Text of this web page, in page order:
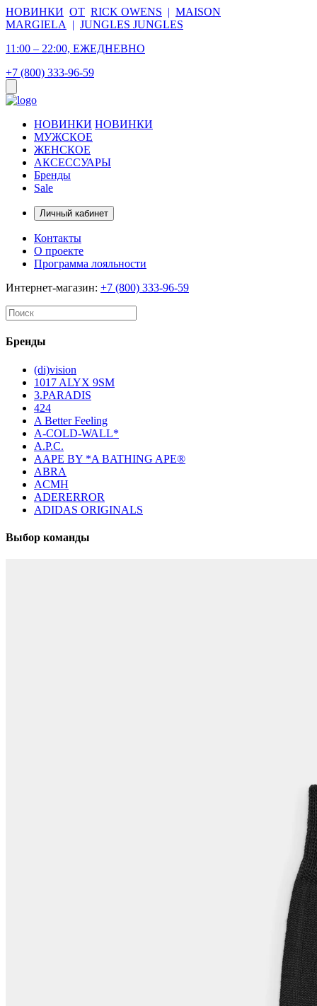
НОВИНКИ ОТ RICK OWENS | MAISON
MARGIELA
| JUNGLES JUNGLES
11:00 – 22:00, ЕЖЕДНЕВНО
+7 (800) 333-96-59
НОВИНКИ НОВИНКИ
МУЖСКОЕ
ЖЕНСКОЕ
АКСЕССУАРЫ
Бренды
Sale
Личный кабинет
Контакты
О проекте
Программа лояльности
Интернет-магазин: +7 (800) 333-96-59
Бренды
(di)vision
1017 ALYX 9SM
3.PARADIS
424
A Better Feeling
A-COLD-WALL*
A.P.C.
AAPE BY *A BATHING APE®
ABRA
ACMH
ADERERROR
ADIDAS ORIGINALS
Выбор команды